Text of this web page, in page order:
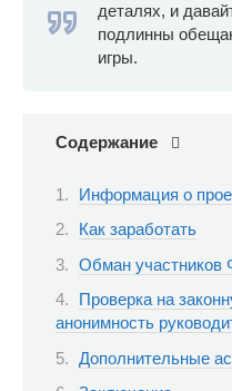
деталях, и
подлинны
игры.
Содержание
Информация о
Как заработать
Обман участников
Проверка на
анонимность
Дополнительные